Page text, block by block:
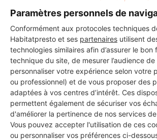
Paramètres personnels de
Conformément aux protocoles techniques
Habitatpresto et ses partenaires utilisent
technologies similaires afin d’assurer le
technique du site, de mesurer l’audience
personnaliser votre expérience selon votre
ou professionnel) et de vous proposer des
adaptées à vos centres d’intérêt. Ces
permettent également de sécuriser vos
d'améliorer la pertinence de nos services
Vous pouvez accepter l'utilisation de ces
ou personnaliser vos préférences ci-
professionnels partout en
DEMANDER UN DEVIS